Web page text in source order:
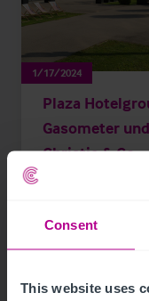
Consent
This website uses
1/17/2024
Plaza
Gasometer
Christie & Co
Pressemitteilungen